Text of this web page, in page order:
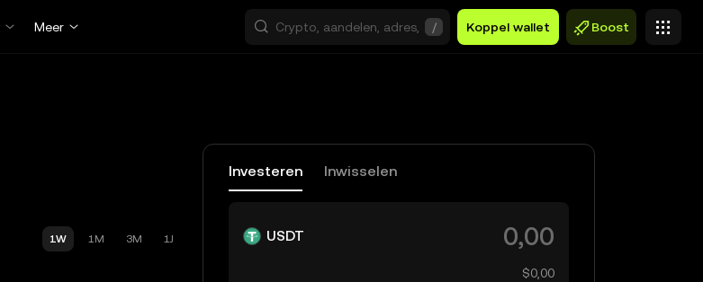
Meer / Koppel wallet Boost
1W 1M 3M 1J
Investeren Inwisselen
USDT
$0,00